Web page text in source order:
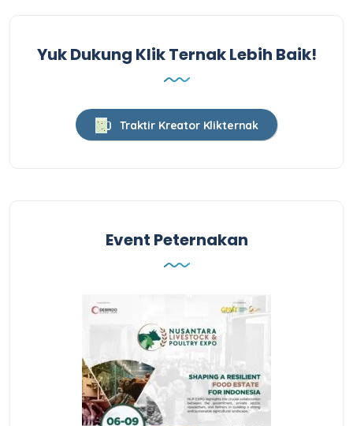
Yuk Dukung Klik Ternak Lebih Baik!
Traktir Kreator Klikternak
Event Peternakan